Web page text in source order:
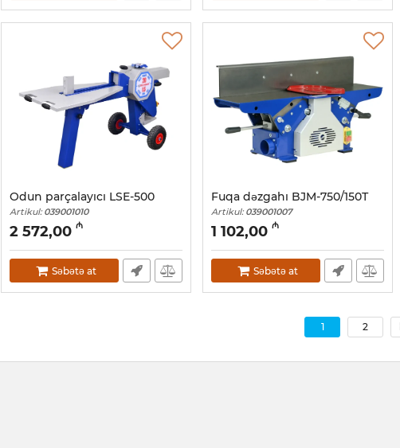
Odun parçalayıcı LSE-500
Artikul: 039001010
2 572,00 ₼
Səbətə at
Fuqa dəzgahı BJM-750/150Т
Artikul: 039001007
1 102,00 ₼
Səbətə at
1 2